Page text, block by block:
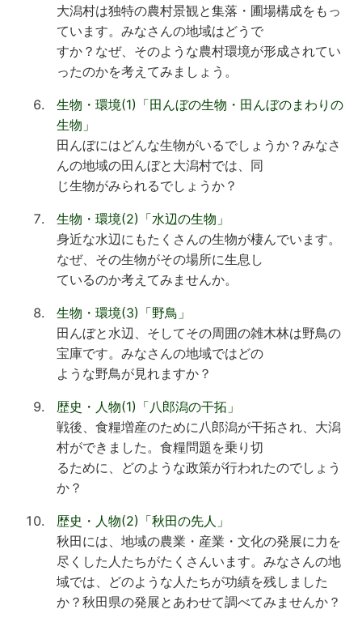
大潟村は独特の農村景観と集落・圃場構成をもっ
ています。みなさんの地域はどうで
すか？なぜ、そのような農村環境が形成されてい
ったのかを考えてみましょう。
生物・環境(1)「田んぼの生物・田んぼのまわりの
生物」
田んぼにはどんな生物がいるでしょうか？みなさ
んの地域の田んぼと大潟村では、同
じ生物がみられるでしょうか？
生物・環境(2)「水辺の生物」
身近な水辺にもたくさんの生物が棲んでいます。
なぜ、その生物がその場所に生息し
ているのか考えてみませんか。
生物・環境(3)「野鳥」
田んぼと水辺、そしてその周囲の雑木林は野鳥の
宝庫です。みなさんの地域ではどの
ような野鳥が見れますか？
歴史・人物(1)「八郎潟の干拓」
戦後、食糧増産のために八郎潟が干拓され、大潟
村ができました。食糧問題を乗り切
るために、どのような政策が行われたのでしょう
か？
歴史・人物(2)「秋田の先人」
秋田には、地域の農業・産業・文化の発展に力を
尽くした人たちがたくさんいます。みなさんの地
域では、どのような人たちが功績を残しました
か？秋田県の発展とあわせて調べてみませんか？